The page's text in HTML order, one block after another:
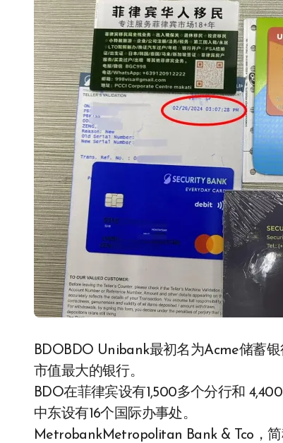
BDOBDO Unibank最初名为Acme储蓄
市值最大的银行。
BDO在菲律宾设有1,500多个分行和
中东设有16个国际办事处。
MetrobankMetropolitan Bank & Tco，